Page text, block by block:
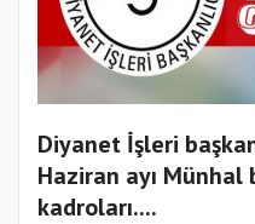
Diyanet İşleri
Haziran ayı Münhal
kadroları....